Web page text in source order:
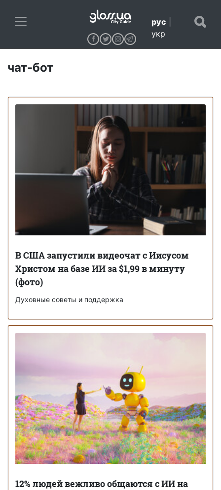
рус
укр
чат-бот
В США запустили видеочат с Иисусом
Христом на базе ИИ за $1,99 в минуту
(фото)
Духовные советы и поддержка
12% людей вежливо общаются с ИИ на